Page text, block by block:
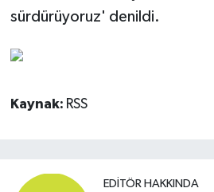
sürdürüyoruz' denildi.
Kaynak: RSS
EDITÖR HAKKINDA